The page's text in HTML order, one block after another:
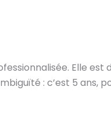
Elle est
: c’est 5 ans,